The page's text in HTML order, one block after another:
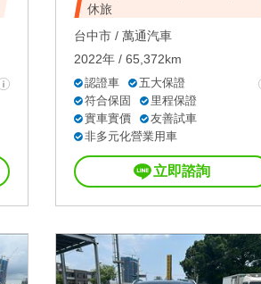
休旅
台中市 / 萬通汽車
2022年 / 65,372km
認證車
五大保證
符合保固
里程保證
實車實價
友善試車
非多元化營業用車
立即諮詢